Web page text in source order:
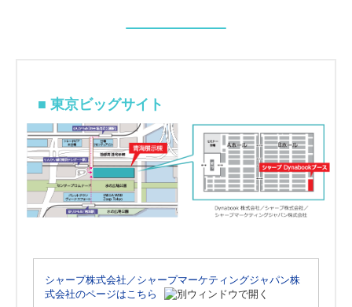
■ 東京ビッグサイト
シャープ株式会社／シャープマーケティングジャパン株
式会社のページはこちら